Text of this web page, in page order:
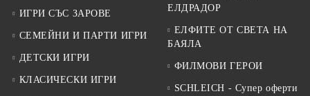
ИГРИ СЪС ЗАРОВЕ
СЕМЕЙНИ И ПАРТИ ИГРИ
ДЕТСКИ ИГРИ
КЛАСИЧЕСКИ ИГРИ
ЕЛДРАДОР
ЕЛФИТЕ ОТ СВЕТА НА
БАЯЛА
ФИЛМОВИ ГЕРОИ
SCHLEICH - Супер оферти